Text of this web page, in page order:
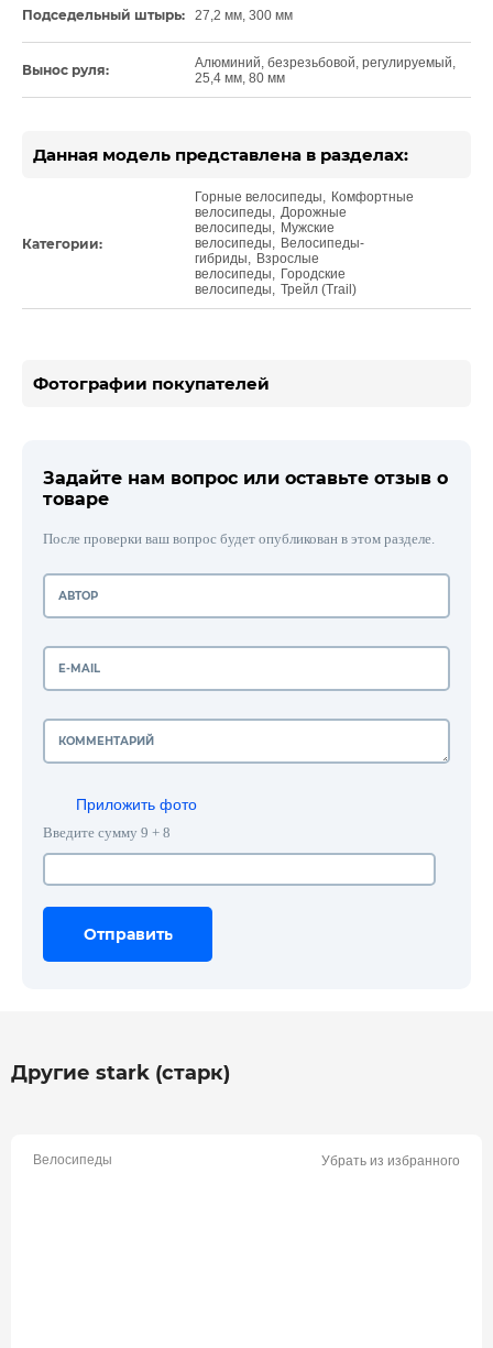
Подседельный штырь: 27,2 мм, 300 мм
Вынос руля:
Алюминий, безрезьбовой, регулируемый,
25,4 мм, 80 мм
Данная модель представлена в разделах:
Категории:
Горные велосипеды, Комфортные
велосипеды, Дорожные
велосипеды, Мужские
велосипеды, Велосипеды-
гибриды, Взрослые
велосипеды, Городские
велосипеды, Трейл (Trail)
Фотографии покупателей
Задайте нам вопрос или оставьте отзыв о
товаре
После проверки ваш вопрос будет опубликован в этом разделе.
Приложить фото
Введите сумму 9 + 8
Отправить
Отправить
Отправить
Другие stark (старк)
Велосипеды Убрать из избранного